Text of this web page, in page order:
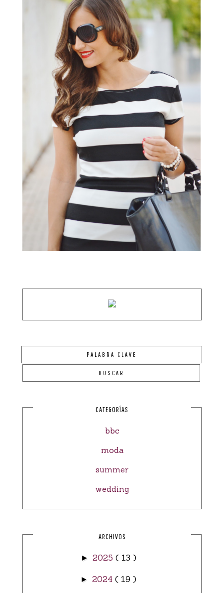
CATEGORÍAS
bbc
moda
summer
wedding
ARCHIVOS
► 2025 ( 13 )
► 2024 ( 19 )